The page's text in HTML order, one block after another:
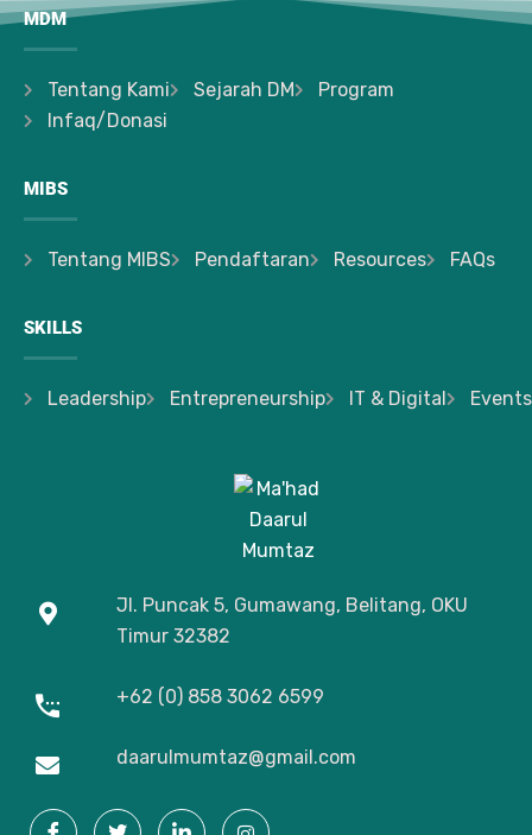
MDM
Tentang Kami Sejarah DM
Program
Infaq/Donasi
MIBS
Tentang MIBS Pendaftaran Resources FAQs
SKILLS
Leadership Entrepreneurship IT & Digital Events
Jl. Puncak 5, Gumawang, Belitang, OKU
Timur 32382
+62 (0) 858 3062 6599
daarulmumtaz@gmail.com